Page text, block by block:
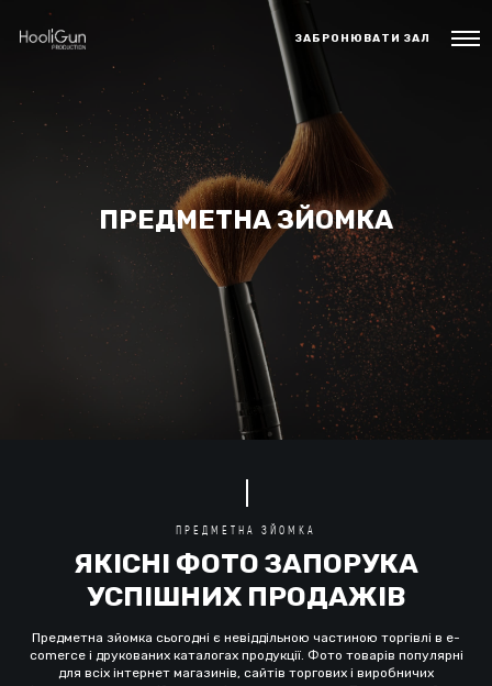
ЗАБРОНЮВАТИ ЗАЛ
ПРЕДМЕТНА ЗЙОМКА
ПРЕДМЕТНА ЗЙОМКА
ЯКІСНІ ФОТО ЗАПОРУКА
УСПІШНИХ ПРОДАЖІВ
Предметна зйомка сьогодні є невіддільною частиною торгівлі в e-
comerce і друкованих каталогах продукції. Фото товарів популярні
для всіх інтернет магазинів, сайтів торгових і виробничих